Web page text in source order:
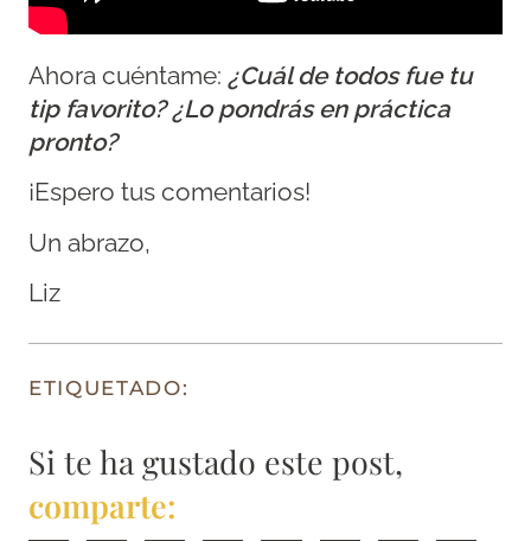
Ahora cuéntame: ¿Cuál de todos fue tu
tip favorito? ¿Lo pondrás en práctica
pronto?
¡Espero tus comentarios!
Un abrazo,
Liz
ETIQUETADO:
Si te ha gustado este post,
comparte: